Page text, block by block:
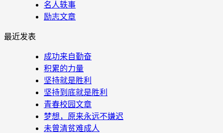
名人轶事
励志文章
最近发表
成功来自勤奋
积累的力量
坚持就是胜利
坚持到底就是胜利
青春校园文章
梦想，原来永远不嫌迟
未曾清贫难成人